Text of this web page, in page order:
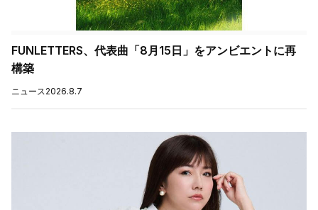
FUNLETTERS、代表曲「8月15日」をアンビエントに再
構築
ニュース2026.8.7